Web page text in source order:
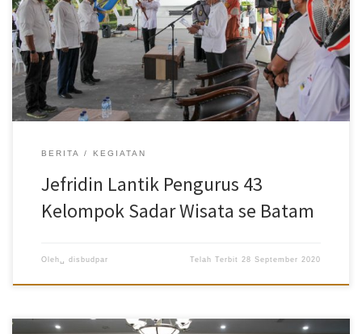
(Disbudpar) Kota Batam, Ardiwinata dalam sambutannya meminta
agar anggota yang dilantik dapat melaksanakan tugas yang
diberikan, diantaranya mendata destinasi wisata yang sudah
dikelola sehingga Batam nantinya akan kembali menjadi daerah
destinasi wisata yang dikunjungi wisatawan, baik domestik maupun
mancanegara. “SK (Surat Keputusan) sudah dibacakan muda-
mudahan dapat melaksanakan tugas dengan baik dan ikhlas,
BERITA KEGIATAN
Jefridin Lantik Pengurus 43
Kelompok Sadar Wisata se Batam
Oleh␣ disbudpar Telah Terbit 28 September 2020